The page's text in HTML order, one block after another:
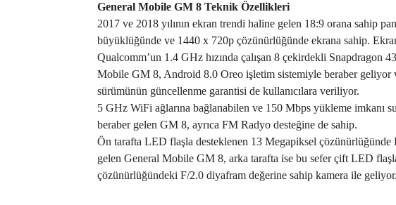
General Mobile GM 8 Teknik Özellikleri
2017 ve 2018 yılının ekran trendi haline gelen 18:9 orana sahip
büyüklüğünde ve 1440 x 720p çözünürlüğünde ekrana sahip.
Qualcomm’un 1.4 GHz hızında çalışan 8 çekirdekli Snapdragon
Mobile GM 8, Android 8.0 Oreo işletim sistemiyle beraber geliyor
sürümünün güncellenme garantisi de kullanıcılara veriliyor.
5 GHz WiFi ağlarına bağlanabilen ve 150 Mbps yükleme imkanı
beraber gelen GM 8, ayrıca FM Radyo desteğine de sahip.
Ön tarafta LED flaşla desteklenen 13 Megapiksel
gelen General Mobile GM 8, arka tarafta ise bu sefer çift LED
çözünürlüğündeki F/2.0 diyafram değerine sahip kamera ile geliyor.